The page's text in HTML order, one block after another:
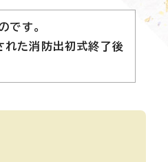
です。
れた消防出初式終了後